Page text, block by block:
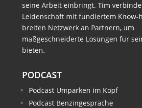
seine Arbeit einbringt. Tim
Leidenschaft mit fundiertem Know-
breiten Netzwerk an Partnern, um
maßgeschneiderte Lösungen für
bieten.
PODCAST
Podcast Umparken im Kopf
Podcast Benzingespräche